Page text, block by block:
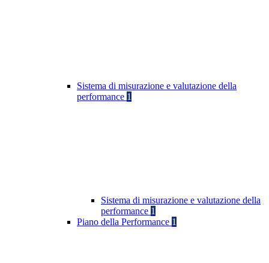
Sistema di misurazione e valutazione della
performance 1
Sistema di misurazione e valutazione della
performance 1
Piano della Performance 1